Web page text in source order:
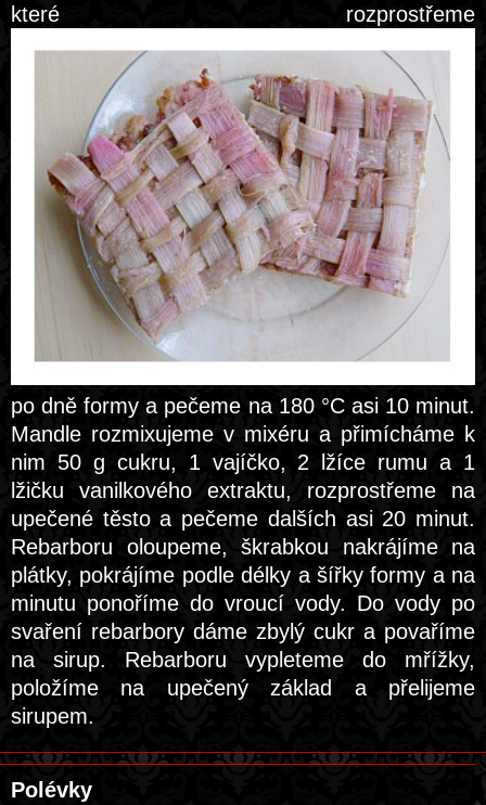
které rozprostřeme
po dně formy a pečeme na 180 °C asi 10 minut.
Mandle rozmixujeme v mixéru a přimícháme k
nim 50 g cukru, 1 vajíčko, 2 lžíce rumu a 1
lžičku vanilkového extraktu, rozprostřeme na
upečené těsto a pečeme dalších asi 20 minut.
Rebarboru oloupeme, škrabkou nakrájíme na
plátky, pokrájíme podle délky a šířky formy a na
minutu ponoříme do vroucí vody. Do vody po
svaření rebarbory dáme zbylý cukr a povaříme
na sirup. Rebarboru vypleteme do mřížky,
položíme na upečený základ a přelijeme
sirupem.
Polévky